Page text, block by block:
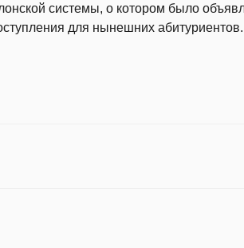
системы, о котором было
для нынешних абитуриентов.